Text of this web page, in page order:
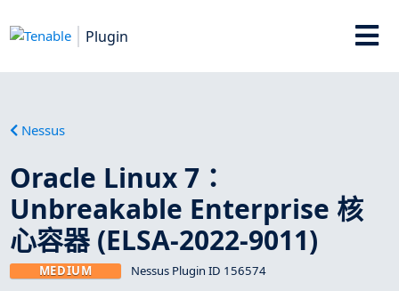
Plugin
Nessus
Oracle Linux 7：
Unbreakable Enterprise 核
心容器 (ELSA-2022-9011)
MEDIUM Nessus Plugin ID 156574